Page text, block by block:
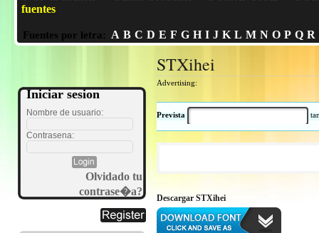
fuentes
Fuentes por letra: A B C D E F G H I J K L M N O P Q R
Iniciar sesion
Nombre de usuario:
Contrasena:
Olvidado tu
contrase�a?
STXihei
Advertising:
Prevista
Descargar STXihei